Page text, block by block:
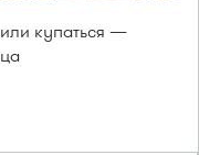
купаться —